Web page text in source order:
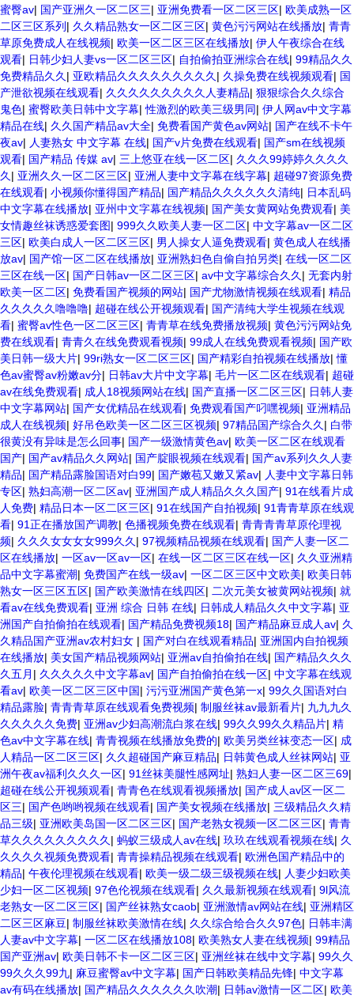
蜜臀av| 国产亚洲久一区二区三| 亚洲免费看一区二区三区| 欧美成熟一区
二区三区系列 | 久久精品熟女一区二区三区| 黄色污污网站在线播放| 青青
草原免费成人在线视频| 欧美一区二区三区在线播放| 伊人午夜综合在线
观看| 日韩少妇人妻vs一区二区三区| 自拍偷拍亚洲综合在线| 99精品久久
免费精品久久 | 亚欧精品久久久久久久久久久 | 久操免费在线视频观看| 国
产泄欲视频在线观看| 久久久久久久久久久人妻精品| 狠狠综合久久综合
鬼色| 蜜臀欧美日韩中文字幕|性激烈的欧美三级男同| 伊人网av中文字幕
精品在线| 久久国产精品av大全| 免费看国产黄色av网站| 国产在线不卡午
夜av| 人妻熟女 中文字幕 在线| 国产v片免费在线观看| 国产sm在线视频
观看| 国产精品 传媒 av| 三上悠亚在线一区二区| 久久久99婷婷久久久久
久 | 亚洲久久一区二区三区| 亚洲人妻中文字幕在线字幕| 超碰97资源免费
在线观看| 小视频你懂得国产精品| 国产精品久久久久久久清纯| 日本乱码
中文字幕在线播放| 亚州中文字幕在线视频| 国产美女黄网站免费观看| 美
女情趣丝袜诱惑爱套图| 999久久欧美人妻一区二区| 中文字幕av一区二区
三区| 欧美白成人一区二区三区| 男人操女人逼免费观看| 黄色成人在线播
放av| 国产馆一区二区在线播放| 亚洲熟妇色自偷自拍另类| 在线一区二区
三区在线一区| 国产日韩av一区二区三区| av中文字幕综合久久 | 无套内射
欧美一区二区| 免费看国产视频的网站| 国产尤物激情视频在线观看| 精品
久久久久久噜噜噜| 超碰在线公开视频观看| 国产清纯大学生视频在线观
看| 蜜臀av性色一区二区三区| 青青草在线免费播放视频| 黄色污污网站免
费在线观看| 青青久在线免费观看视频| 99成人在线免费观看视频| 国产欧
美日韩一级大片| 99ri熟女一区二区三区| 国产精彩自拍视频在线播放|懂
色av蜜臀av粉嫩av分| 日韩av大片中文字幕| 毛片一区二区在线观看| 超碰
av在线免费观看| 成人18视频网站在线| 国产直播一区二区三区| 日韩人妻
中文字幕网站| 国产女优精品在线观看| 免费观看国产叼嘿视频| 亚洲精品
成人在线视频| 好吊色欧美一区二区三区视频| 97精品国产综合久久 | 白带
很黄没有异味是怎么回事| 国产一级激情黄色av| 欧美一区二区在线观看
国产| 国产av精品久久网站| 国产腚眼视频在线观看| 国产av系列久久人妻
精品| 国产精品露脸国语对白99| 国产嫩苞又嫩又紧av| 人妻中文字幕日韩
专区| 熟妇高潮一区二区av| 亚洲国产成人精品久久久国产| 91在线看片成
人免费| 精品日本一区二区三区| 91在线国产自拍视频| 91青青草原在线观
看| 91正在播放国产调教| 色播视频免费在线观看| 青青青青草原伦理视
频| 久久久女女女女999久久 | 97视频精品视频在线观看| 国产人妻一区二
区在线播放| 一区av一区av一区| 在线一区二区三区在线一区| 久久亚洲精
品中文字幕蜜潮| 免费国产在线一级av| 一区二区三区中文欧美| 欧美日韩
熟女一区三区五区| 国产欧美激情在线四区| 二次元美女被黄网站视频| 就
看av在线免费观看| 亚洲 综合 日韩 在线| 日韩成人精品久久中文字幕| 亚
洲国产自拍偷拍在线观看| 国产精品免费视频18| 国产精品麻豆成人av| 久
久精品国产亚洲av农村妇女 | 国产对白在线观看精品| 亚洲国内自拍视频
在线播放| 美女国产精品视频网站| 亚洲av自拍偷拍在线| 国产精品久久久
久五月 | 久久久久久中文字幕av| 国产自拍偷拍在线一区| 中文字幕在线观
看av| 欧美一区二区三区中国| 污污亚洲国产黄色第一x| 99久久国语对白
精品露脸| 青青青草原在线观看免费视频| 制服丝袜av最新看片| 九九九久
久久久久久免费| 亚洲av少妇高潮流白浆在线| 99久久99久久精品片| 精
色av中文字幕在线| 青青视频在线播放免费的| 欧美另类丝袜变态一区| 成
人精品一区二区三区| 久久超碰国产麻豆精品| 日韩黄色成人丝袜网站| 亚
洲午夜av福利久久久一区| 91丝袜美腿性感网址| 熟妇人妻一区二区三69|
超碰在线公开视频观看| 青青色在线观看视频播放| 国产成人av区一区二
区三| 国产色哟哟视频在线观看| 国产美女视频在线播放| 三级精品久久精
品三级| 亚洲欧美岛国一区二区三区| 国产老熟女视频一区二区三区| 青青
草久久久久久久久久久 | 蚂蚁三级成人av在线| 玖玖在线观看视频在线| 久
久久久久视频免费观看| 青青操精品视频在线观看| 欧洲色国产精品中的
精品| 午夜伦理视频在线观看| 欧美一级二级三级视频在线| 人妻少妇欧美
少妇一区二区视频| 97色伦视频在线观看| 久久最新视频在线观看| 9l风流
老熟女一区二区三区| 国产丝袜熟女caob| 亚洲激情av网站在线| 亚洲精区
二区三区麻豆| 制服丝袜欧美激情在线| 久久综合给合久久97色| 日韩丰满
人妻av中文字幕| 一区二区在线播放108| 欧美熟女人妻在线视频| 99精品
国产亚洲av| 欧美日韩不卡一区二区三区| 亚洲丝袜在线中文字幕| 99久久
99久久久99九| 麻豆蜜臀av中文字幕| 国产日韩欧美精品先锋| 中文字幕
av有码在线播放| 国产精品久久久久久久吹潮| 日韩av激情一区二区| 欧美